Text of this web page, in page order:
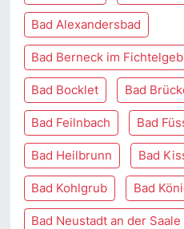
Bad Alexandersbad
Bad Berneck im
Bad Bocklet Bad
Bad Feilnbach Bad
Bad Heilbrunn Bad
Bad Kohlgrub Bad
Bad Neustadt an der Saale